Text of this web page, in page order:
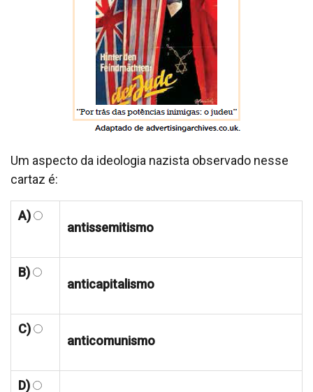
Um aspecto da ideologia nazista observado nesse
cartaz é:
A)
antissemitismo
B)
anticapitalismo
C)
anticomunismo
D)